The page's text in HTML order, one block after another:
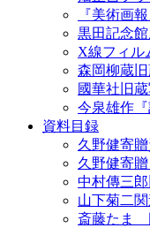
『美術画
黒田記念
X線フィル
森岡柳蔵
國華社旧
今泉雄作『
資料目録
久野健寄
久野健寄
中村傳三
山下菊二
斎藤たま